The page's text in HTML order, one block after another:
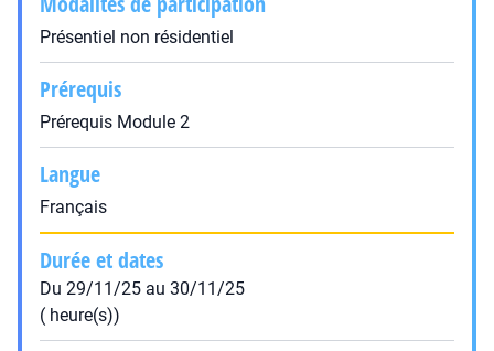
Présentiel non résidentiel
Prérequis
Prérequis Module 2
Langue
Français
Durée et dates
Du 29/11/25 au 30/11/25
( heure(s))